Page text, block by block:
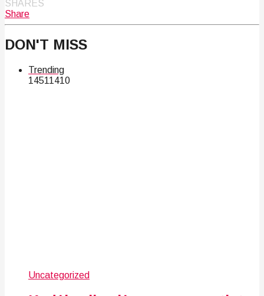
SHARES
Share
DON'T MISS
Trending
14511410
Uncategorized